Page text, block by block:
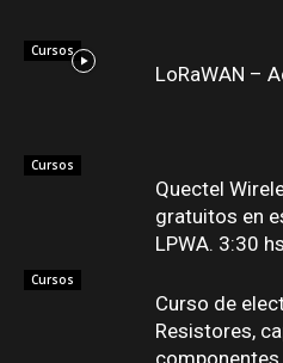
Cursos
LoRaWAN –
Cursos
Quectel
gratuitos en
LPWA. 3:30
Cursos
Curso de
Resistores,